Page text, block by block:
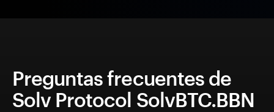
Preguntas frecuentes de
Solv Protocol SolvBTC.BBN